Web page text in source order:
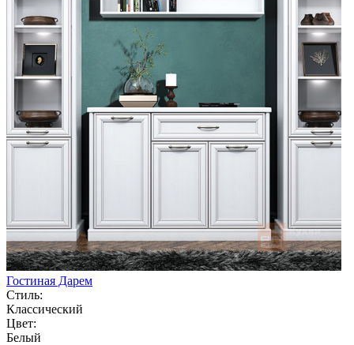
Гостиная Дарем
Стиль:
Классический
Цвет:
Белый